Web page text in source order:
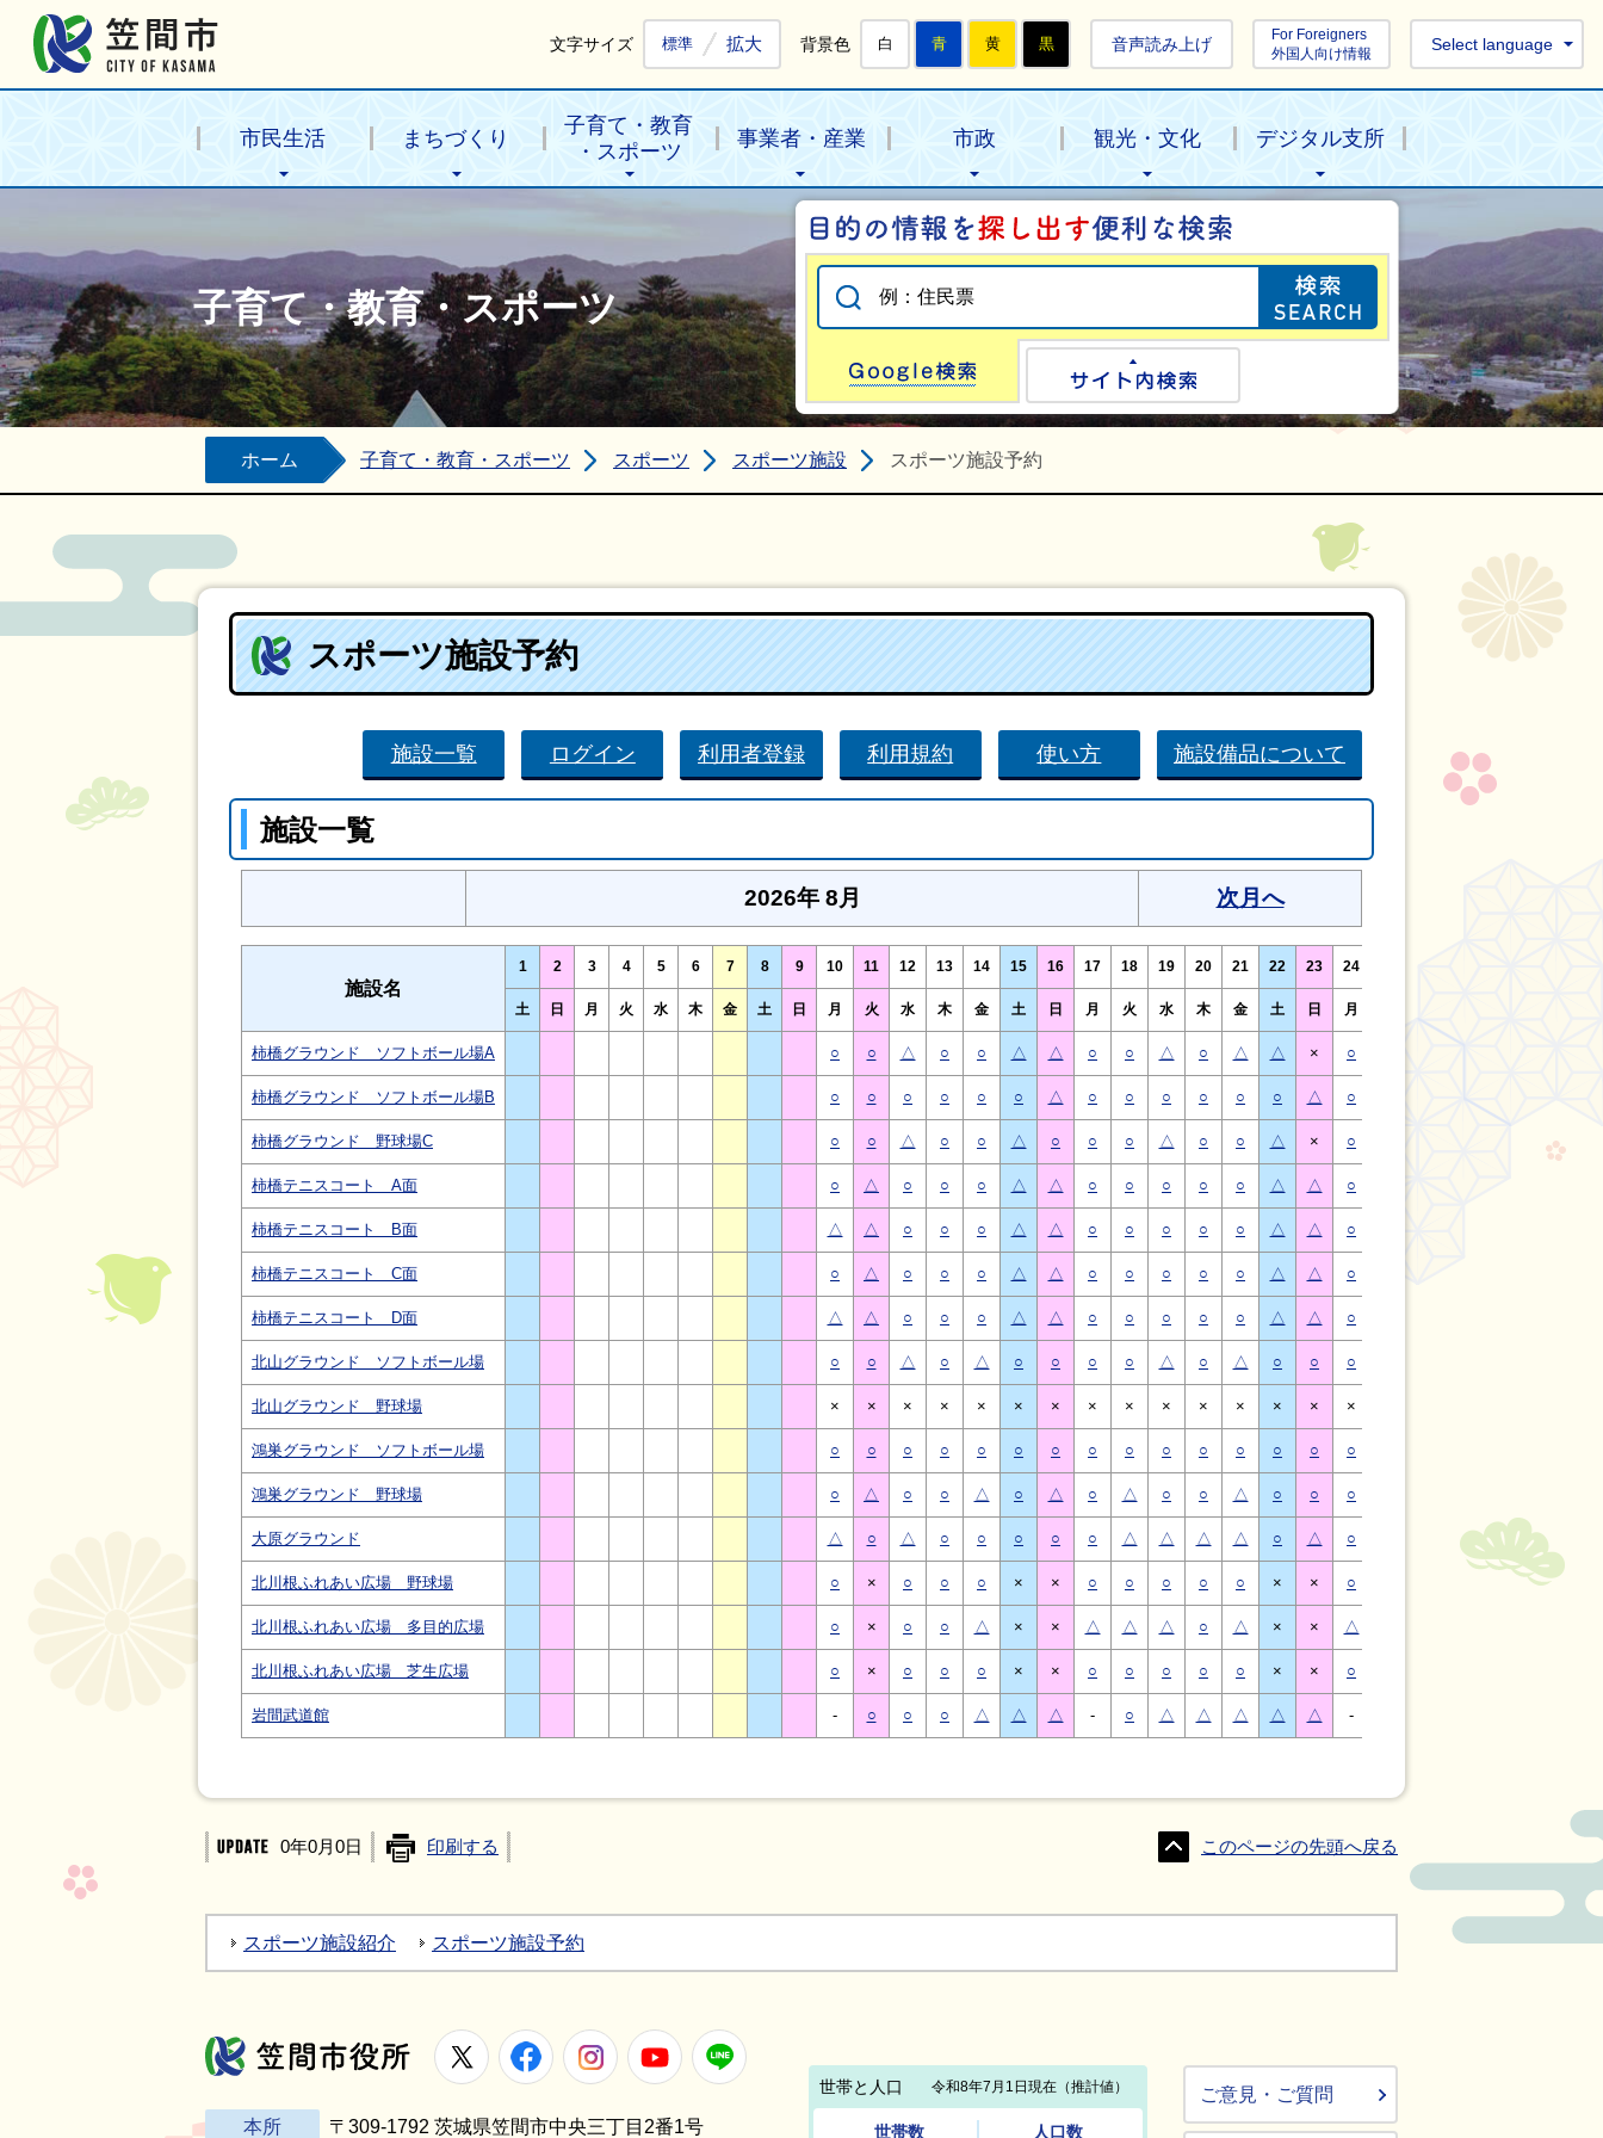
文字サイズ 標準 拡大 背景色 白 青 黄 黒 音声読み上げ
For Foreigners
外国人向け情報
Select language
市民生活 まちづくり
子育て・教育
・スポーツ
事業者・産業 市政 観光・文化 デジタル支所
子育て・教育・スポーツ
目的の情報を探
Google検索
ホーム 子育て・教育・スポーツ スポーツ スポーツ施設 スポーツ施設予約
スポーツ施設予約
施設一覧 ログイン 利用者登録 利用規約 使い方 施設備品について
施設一覧
2026年 8月 次月へ
施設名
1 2 3 4 5 6 7 8 9 10 11 12 13 14 15 16 17 18 19 20 21 22 23 24
土 日 月 火 水 木 金 土 日 月 火 水 木 金 土 日 月 火 水 木 金 土 日 月
柿橋グラウンド ソフトボール場A ○ ○ △ ○ ○ △ △ ○ ○ △ ○ △ △ × ○
柿橋グラウンド ソフトボール場B ○ ○ ○ ○ ○ ○ △ ○ ○ ○ ○ ○ ○ △ ○ ○
柿橋グラウンド 野球場C ○ ○ △ ○ ○ △ ○ ○ ○ △ ○ ○ △ × ○
柿橋テニスコート A面 ○ △ ○ ○ ○ △ △ ○ ○ ○ ○ ○ △ △ ○
柿橋テニスコート B面 △ △ ○ ○ ○ △ △ ○ ○ ○ ○ ○ △ △ ○
柿橋テニスコート C面 ○ △ ○ ○ ○ △ △ ○ ○ ○ ○ ○ △ △ ○
柿橋テニスコート D面 △ △ ○ ○ ○ △ △ ○ ○ ○ ○ ○ △ △ ○
北山グラウンド ソフトボール場 ○ ○ △ ○ △ ○ ○ ○ ○ △ ○ △ ○ ○ ○
北山グラウンド 野球場 × × × × × × × × × × × × × × ×
鴻巣グラウンド ソフトボール場 ○ ○ ○ ○ ○ ○ ○ ○ ○ ○ ○ ○ ○ ○ ○
鴻巣グラウンド 野球場 ○ △ ○ ○ △ ○ △ ○ △ ○ ○ △ ○ ○ ○
大原グラウンド △ ○ △ ○ ○ ○ ○ ○ △ △ △ △ ○ △ ○ △ △ ○
北川根ふれあい広場 野球場 ○ × ○ ○ ○ × × ○ ○ ○ ○ ○ × × ○ ×
北川根ふれあい広場 多目的広場 ○ × ○ ○ △ × × △ △ △ ○ △ × × △
北川根ふれあい広場 芝生広場 ○ × ○ ○ ○ × × ○ ○ ○ ○ ○ × × ○
岩間武道館 - ○ ○ ○ △ △ △ - ○ △ △ △ △ △ -
0年0月0日 印刷する このページの先頭へ戻る
スポーツ施設紹介 スポーツ施設予約
笠間市役所
X FacebookInstagramYoutube
本所 〒309-1792 茨城県笠間市中央三丁目2番1号
ご意見・ご質問